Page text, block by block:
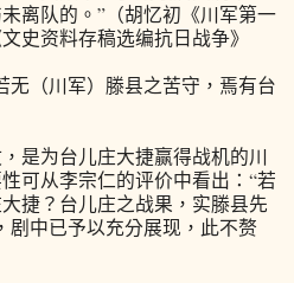
离队的。”（胡忆初《川军第一
史资料存稿选编抗日战争》
无（川军）滕县之苦守，焉有台
是为台儿庄大捷赢得战机的川
可从李宗仁的评价中看出：“若
捷？台儿庄之战果，实滕县先
剧中已予以充分展现，此不赘